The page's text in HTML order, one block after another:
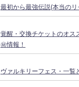
最初から最強伝説(本当の
覚醒・交換チケットのオス
㊙情報！
ヴァルキリーフェス・一覧